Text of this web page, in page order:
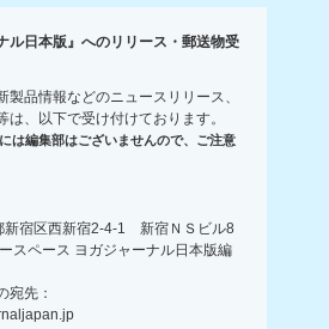
ル日本版』へのリリース・郵送物受
製品情報などのニュースリリース、
は、以下で受け付けております。
は編集部はございませんので、ご注意
新宿区西新宿2-4-1 新宿ＮＳビル8
スペース ヨガジャーナル日本版編
宛先：